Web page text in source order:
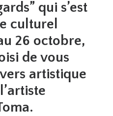
qui s’est
culturel
26 octobre,
de vous
artistique